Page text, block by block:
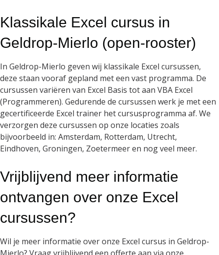
Klassikale Excel cursus in
Geldrop-Mierlo (open-rooster)
In Geldrop-Mierlo geven wij klassikale Excel cursussen,
deze staan vooraf gepland met een vast programma. De
cursussen variëren van Excel Basis tot aan VBA Excel
(Programmeren). Gedurende de cursussen werk je met een
gecertificeerde Excel trainer het cursusprogramma af. We
verzorgen deze cursussen op onze locaties zoals
bijvoorbeeld in: Amsterdam, Rotterdam, Utrecht,
Eindhoven, Groningen, Zoetermeer en nog veel meer.
Vrijblijvend meer informatie
ontvangen over onze Excel
cursussen?
Wil je meer informatie over onze Excel cursus in Geldrop-
Mierlo? Vraag vrijblijvend een offerte aan via onze